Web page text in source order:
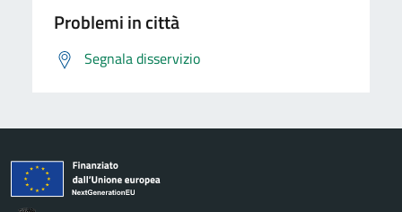
Problemi in città
Segnala disservizio